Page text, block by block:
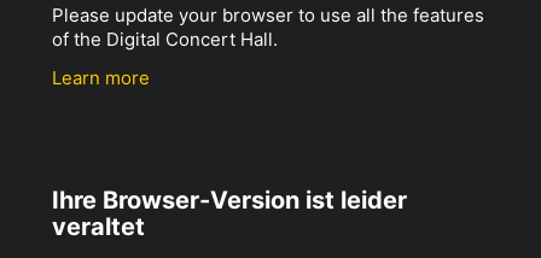
Please update your browser to use all the features
of the Digital Concert Hall.
Learn more
Ihre Browser-Version ist leider
veraltet